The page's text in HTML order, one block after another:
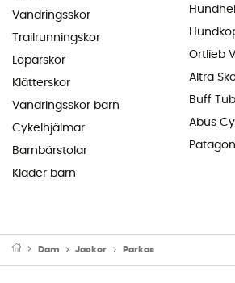
Vandringsskor
Trailrunningskor
Löparskor
Klätterskor
Vandringsskor barn
Cykelhjälmar
Barnbärstolar
Kläder barn
Ortlieb
Altra
Buff
Abus
Dam Jackor Parkas